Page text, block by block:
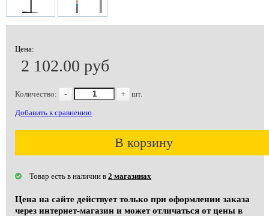
Цена:
2 102.00 руб
Количество: - + шт.
Добавить к сравнению
В корзину
Товар есть в наличии в 2 магазинах
Цена на сайте действует только при оформлении заказа
через интернет-магазин и может отличаться от цены в